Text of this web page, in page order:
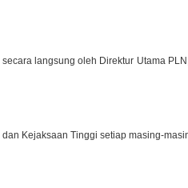
langsung oleh Direktur Utama
Kejaksaan Tinggi setiap masing-